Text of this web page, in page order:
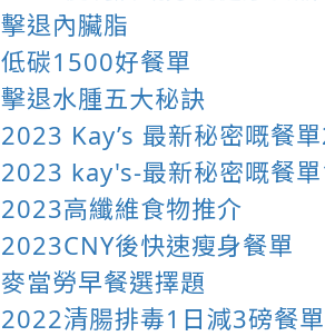
擊退內臟脂
低碳1500好餐單
擊退水腫五大秘訣
2023 Kay’s 最新秘密嘅餐
2023 kay's-最新秘密嘅餐單
2023高纖維食物推介
2023CNY後快速瘦身餐單
麥當勞早餐選擇題
2022清腸排毒1日減3磅餐單